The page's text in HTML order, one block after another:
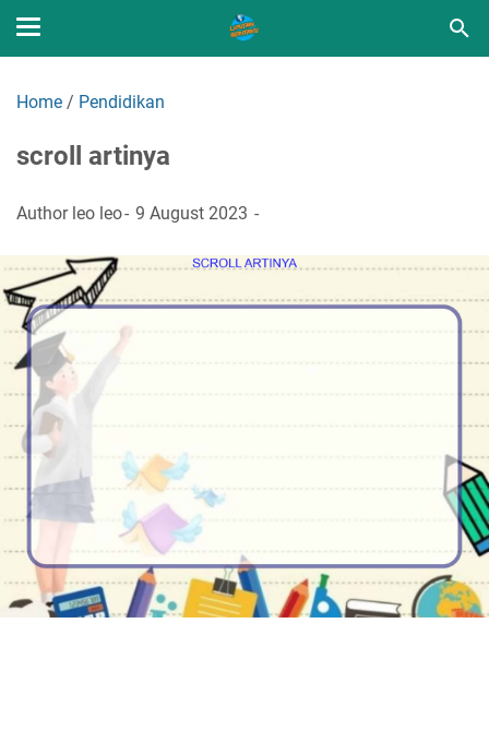
Home / Pendidikan
scroll artinya
Author leo leo 9 August 2023